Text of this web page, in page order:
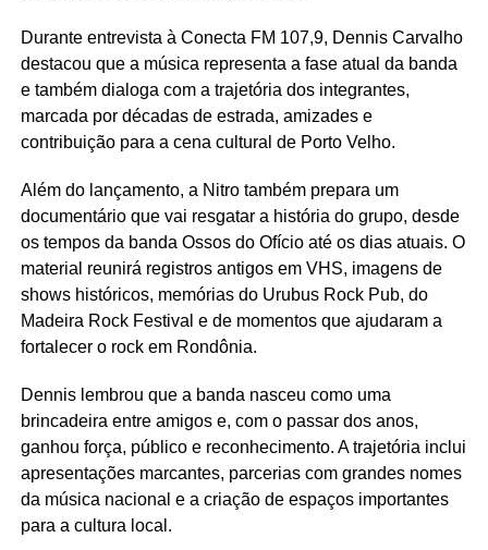
Durante entrevista à Conecta FM 107,9, Dennis Carvalho
destacou que a música representa a fase atual da banda
e também dialoga com a trajetória dos integrantes,
marcada por décadas de estrada, amizades e
contribuição para a cena cultural de Porto Velho.
Além do lançamento, a Nitro também prepara um
documentário que vai resgatar a história do grupo, desde
os tempos da banda Ossos do Ofício até os dias atuais. O
material reunirá registros antigos em VHS, imagens de
shows históricos, memórias do Urubus Rock Pub, do
Madeira Rock Festival e de momentos que ajudaram a
fortalecer o rock em Rondônia.
Dennis lembrou que a banda nasceu como uma
brincadeira entre amigos e, com o passar dos anos,
ganhou força, público e reconhecimento. A trajetória inclui
apresentações marcantes, parcerias com grandes nomes
da música nacional e a criação de espaços importantes
para a cultura local.